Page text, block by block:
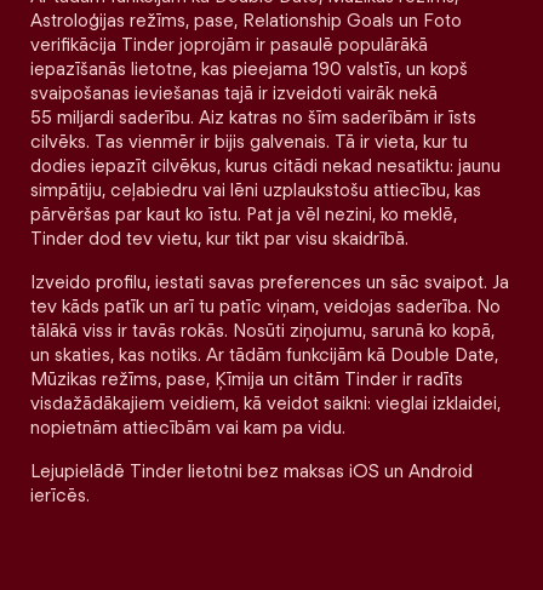
Astroloģijas režīms, pase, Relationship Goals un Foto
verifikācija Tinder joprojām ir pasaulē populārākā
iepazīšanās lietotne, kas pieejama 190 valstīs, un kopš
svaipošanas ieviešanas tajā ir izveidoti vairāk nekā
55 miljardi saderību. Aiz katras no šīm saderībām ir īsts
cilvēks. Tas vienmēr ir bijis galvenais. Tā ir vieta, kur tu
dodies iepazīt cilvēkus, kurus citādi nekad nesatiktu: jaunu
simpātiju, ceļabiedru vai lēni uzplaukstošu attiecību, kas
pārvēršas par kaut ko īstu. Pat ja vēl nezini, ko meklē,
Tinder dod tev vietu, kur tikt par visu skaidrībā.
Izveido profilu, iestati savas preferences un sāc svaipot. Ja
tev kāds patīk un arī tu patīc viņam, veidojas saderība. No
tālākā viss ir tavās rokās. Nosūti ziņojumu, sarunā ko kopā,
un skaties, kas notiks. Ar tādām funkcijām kā Double Date,
Mūzikas režīms, pase, Ķīmija un citām Tinder ir radīts
visdažādākajiem veidiem, kā veidot saikni: vieglai izklaidei,
nopietnām attiecībām vai kam pa vidu.
Lejupielādē Tinder lietotni bez maksas iOS un Android
ierīcēs.